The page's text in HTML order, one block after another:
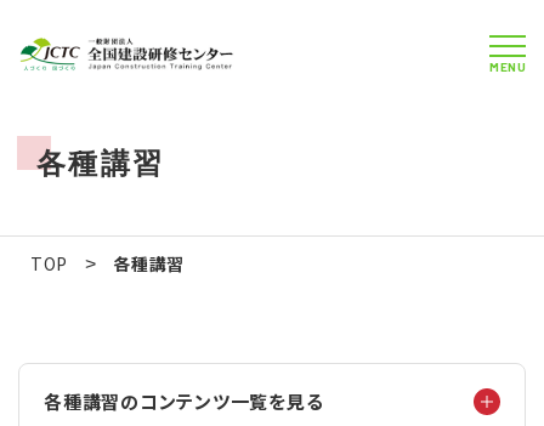
MENU
各種講習
TOP > 各種講習
各種講習のコンテンツ一覧を見る